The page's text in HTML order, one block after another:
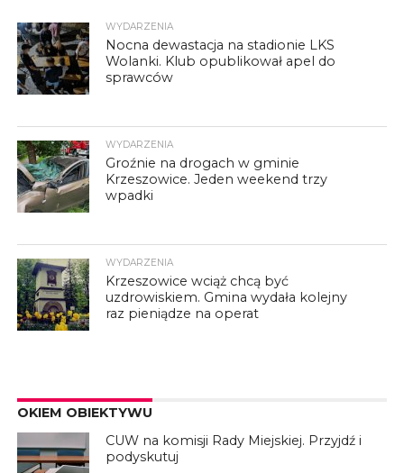
WYDARZENIA
Nocna dewastacja na stadionie LKS
Wolanki. Klub opublikował apel do
sprawców
WYDARZENIA
Groźnie na drogach w gminie
Krzeszowice. Jeden weekend trzy
wpadki
WYDARZENIA
Krzeszowice wciąż chcą być
uzdrowiskiem. Gmina wydała kolejny
raz pieniądze na operat
OKIEM OBIEKTYWU
CUW na komisji Rady Miejskiej. Przyjdź i
podyskutuj